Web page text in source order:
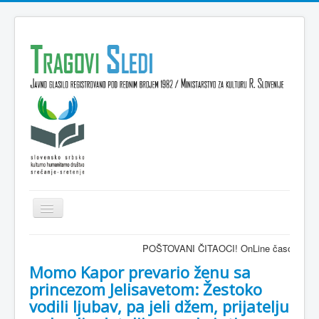
Isključi
navigaciju
VESTI
KULTURA
INTERVJU
POŠTOVANI ČITAOCI! OnLine časopis
Momo Kapor prevario ženu sa
princezom Jelisavetom: Žestoko
vodili ljubav, pa jeli džem, prijatelju